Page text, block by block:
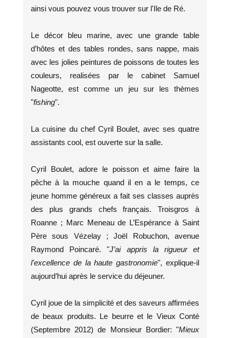
ainsi vous pouvez vous trouver sur l'Ile de Ré.
Le décor bleu marine, avec une grande table
d’hôtes et des tables rondes, sans nappe, mais
avec les jolies peintures de poissons de toutes les
couleurs, realisées par le cabinet Samuel
Nageotte, est comme un jeu sur les thèmes
"fishing".
La cuisine du chef Cyril Boulet, avec ses quatre
assistants cool, est ouverte sur la salle.
Cyril Boulet, adore le poisson et aime faire la
pêche à la mouche quand il en a le temps, ce
jeune homme généreux a fait ses classes auprès
des plus grands chefs français. Troisgros à
Roanne ; Marc Meneau de L’Espérance à Saint
Père sous Vézelay ; Joël Robuchon, avenue
Raymond Poincaré. "J’ai appris la rigueur et
l'excellence de la haute gastronomie", explique-il
aujourd’hui après le service du déjeuner.
Cyril joue de la simplicité et des saveurs affirmées
de beaux produits. Le beurre et le Vieux Conté
(Septembre 2012) de Monsieur Bordier: "Mieux